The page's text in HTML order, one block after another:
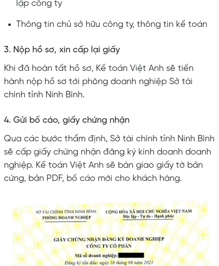
lập công ty
Thông tin chủ sở hữu công ty, thông tin kế toán
3. Nộp hồ sơ, xin cấp lại giấy
Khi đã hoàn tất hồ sơ, Kế toán Việt Anh sẽ tiến
hành nộp hồ sơ tới phòng doanh nghiệp Sở tài
chính tỉnh Ninh Bình.
4. Gửi bố cáo, giấy chứng nhận
Qua các bước thẩm định, Sở tài chính tỉnh Ninh Bình
sẽ cấp giấy chứng nhận đăng ký kinh doanh doanh
nghiệp. Kế toán Việt Anh sẽ bàn giao giấy tờ bản
cứng, bản PDF, bố cáo mới cho khách hàng.